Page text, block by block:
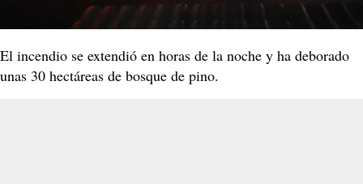
El incendio se extendió en horas de la noche y ha deborado
unas 30 hectáreas de bosque de pino.